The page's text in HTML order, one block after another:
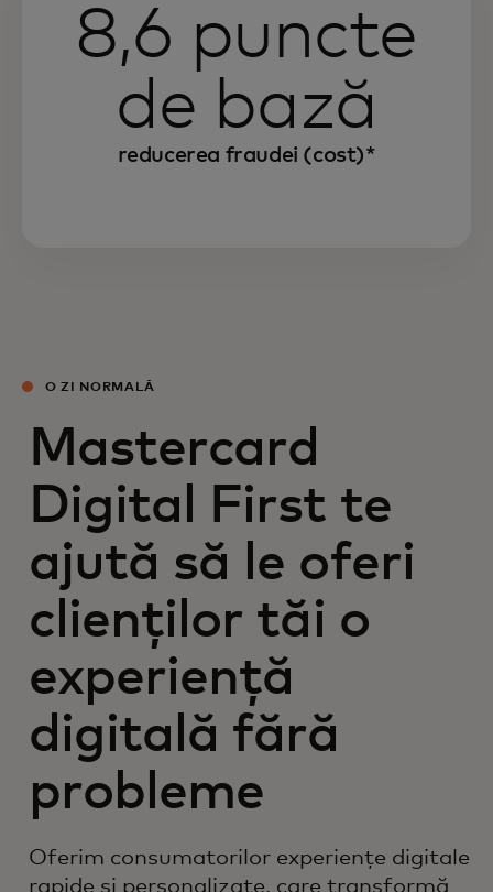
8,6 puncte
de bază
reducerea fraudei (cost)*
O ZI NORMALĂ
Mastercard
Digital First te
ajută să le oferi
clienților tăi o
experiență
digitală fără
probleme
Oferim consumatorilor experiențe digitale
rapide și personalizate, care transformă